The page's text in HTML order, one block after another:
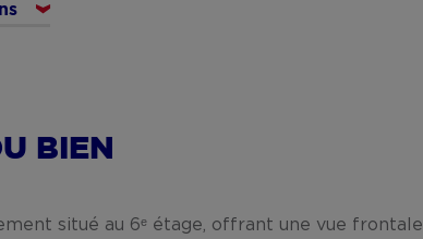
BIEN
situé au 6ᵉ étage, offrant une vue frontale